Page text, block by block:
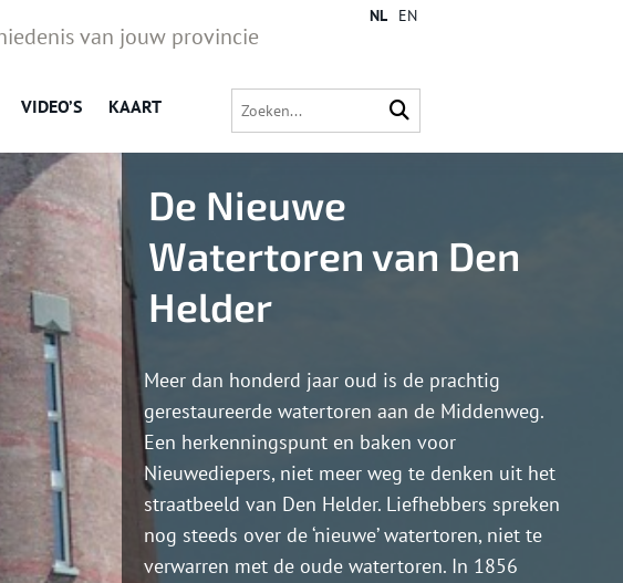
van jouw provincie
VIDEO’S KAART
NL EN
De Nieuwe
Watertoren van Den
Helder
Meer dan honderd jaar oud is de prachtig
gerestaureerde watertoren aan de Middenweg.
Een herkenningspunt en baken voor
Nieuwediepers, niet meer weg te denken uit het
straatbeeld van Den Helder. Liefhebbers spreken
nog steeds over de ‘nieuwe’ watertoren, niet te
verwarren met de oude watertoren. In 1856